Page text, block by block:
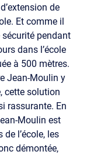
de
Et comme il
pendant
dans l’école
à 500 mètres.
Jean-Moulin y
cette solution
rassurante. En
Moulin est
l’école, les
démontée,